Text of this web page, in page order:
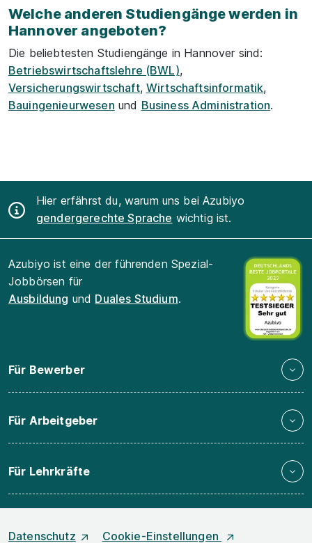
Welche anderen Studiengänge werden in
Hannover angeboten?
Die beliebtesten Studiengänge in Hannover sind:
Betriebswirtschaftslehre (BWL),
Versicherungswirtschaft,Wirtschaftsinformatik,
Bauingenieurwesen und Business Administration.
Hier erfährst du, warum uns bei Azubiyo
gendergerechte Sprache wichtig ist.
Azubiyo ist eine der führenden Spezial-
Jobbörsen für
Ausbildung und Duales Studium.
Für Bewerber
Für Arbeitgeber
Für Lehrkräfte
Datenschutz Cookie-Einstellungen